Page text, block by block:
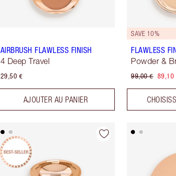
AIRBRUSH FLAWLESS FINISH
4 Deep Travel
29,50 €
AJOUTER AU PANIER
SAVE 10%
FLAWLESS
Powder &
99,00 € 89,10